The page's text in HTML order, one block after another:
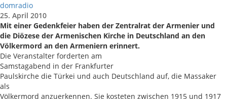
domradio
25. April 2010
Mit einer Gedenkfeier haben der Zentralrat der Armenier und
die Diözese der Armenischen Kirche in Deutschland an den
Völkermord an den Armeniern erinnert.
Die Veranstalter forderten am
Samstagabend in der Frankfurter
Paulskirche die Türkei und auch Deutschland auf, die Massaker
als
Völkermord anzuerkennen. Sie kosteten zwischen 1915 und 1917